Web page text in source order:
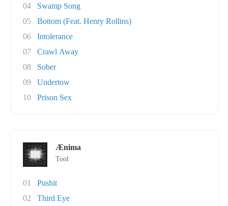
04
Swamp Song
05
Bottom (Feat. Henry Rollins)
06
Intolerance
07
Crawl Away
08
Sober
09
Undertow
10
Prison Sex
Ænima
Tool
01
Pushit
02
Third Eye